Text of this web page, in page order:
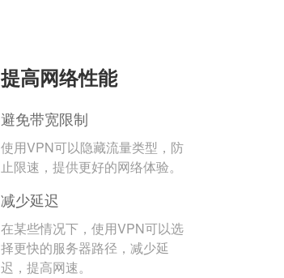
提高网络性能
避免带宽限制
使用VPN可以隐藏流量类型，防
止限速，提供更好的网络体验。
减少延迟
在某些情况下，使用VPN可以选
择更快的服务器路径，减少延
迟，提高网速。